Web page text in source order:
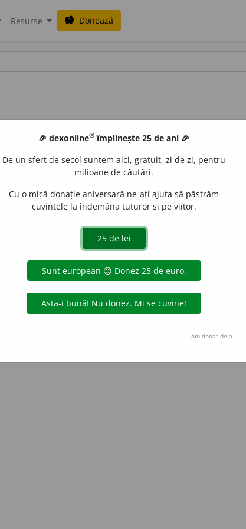
Resurse savings Donează
Copyright © 2004-2026 dexonline (https://dexonline.ro)
de pe acest site, inclusiv prin orice metode de extragere automată
prealabil scris, cu excepția seturilor de date oferite oficial spre utilizare
Hosterion
🎉 dexonline® împlinește 25 de ani 🎉
De un sfert de secol suntem aici, gratuit, zi de zi, pentru
milioane de căutări.
Cu o mică donație aniversară ne-ați ajuta să păstrăm
cuvintele la îndemâna tuturor și pe viitor.
Am donat deja.